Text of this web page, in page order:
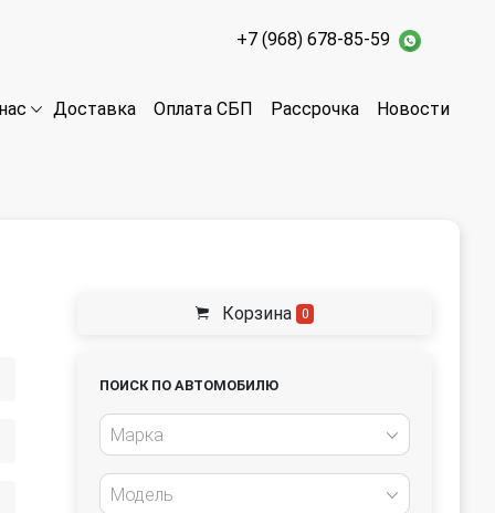
+7 (968) 678-85-59
Доставка Оплата СБП Рассрочка Новости
Корзина 0
ПОИСК ПО АВТОМОБИЛЮ
Марка
Модель